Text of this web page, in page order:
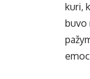
kuri,
buvo